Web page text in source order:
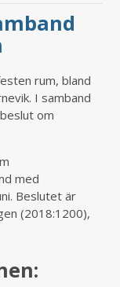
rum, bland
I samband
om
med
Beslutet är
(2018:1200),